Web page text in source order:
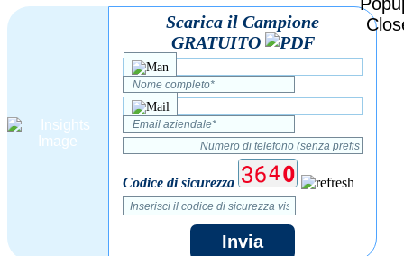
Scarica il Campione
GRATUITO
Codice di sicurezza
Invia